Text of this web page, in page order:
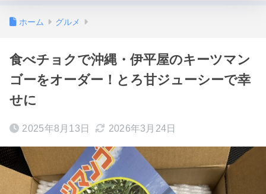
ホーム グルメ
食べチョクで沖縄・伊平屋のキーツマン
ゴーをオーダー！とろ甘ジューシーで幸
せに
2025年8月13日 2026年3月24日